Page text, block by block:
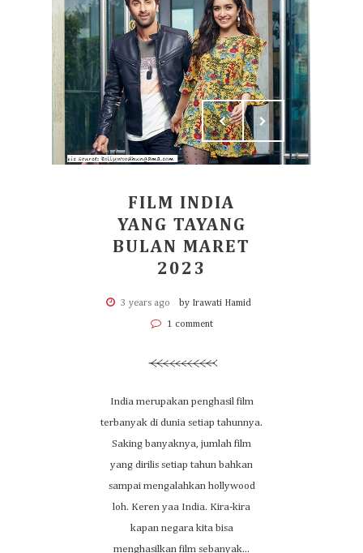
FILM INDIA
YANG TAYANG
BULAN MARET
2023
3 years ago by Irawati Hamid
1 comment
India merupakan penghasil film
terbanyak di dunia setiap tahunnya.
Saking banyaknya, jumlah film
yang dirilis setiap tahun bahkan
sampai mengalahkan hollywood
loh. Keren yaa India. Kira-kira
kapan negara kita bisa
menghasilkan film sebanyak...